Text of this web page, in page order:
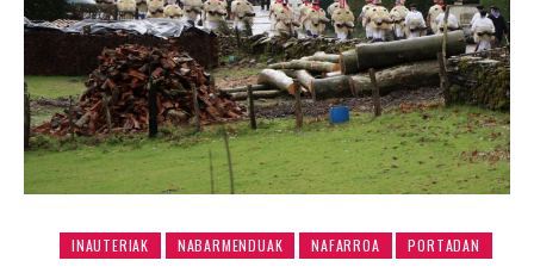
INAUTERIAK NABARMENDUAK NAFARROA PORTADAN